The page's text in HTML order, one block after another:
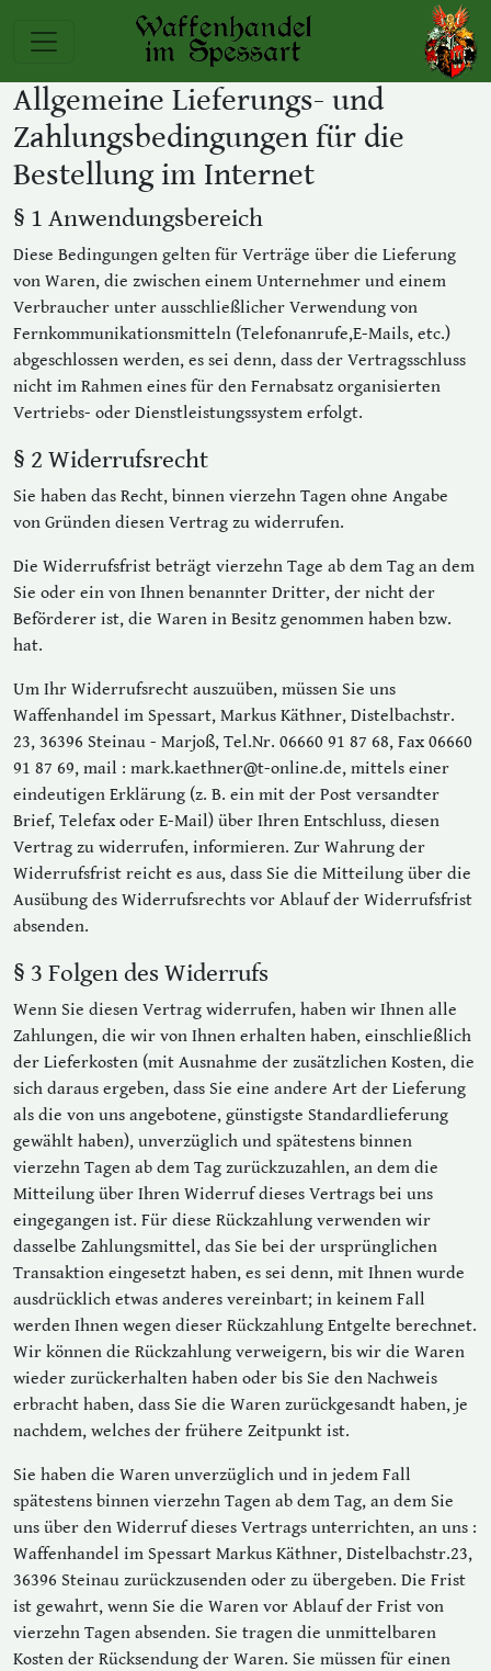
Allgemeine Lieferungs- und
Zahlungsbedingungen für die
Bestellung im Internet
§ 1 Anwendungsbereich
Diese Bedingungen gelten für Verträge über die Lieferung
von Waren, die zwischen einem Unternehmer und einem
Verbraucher unter ausschließlicher Verwendung von
Fernkommunikationsmitteln (Telefonanrufe,E-Mails, etc.)
abgeschlossen werden, es sei denn, dass der Vertragsschluss
nicht im Rahmen eines für den Fernabsatz organisierten
Vertriebs- oder Dienstleistungssystem erfolgt.
§ 2 Widerrufsrecht
Sie haben das Recht, binnen vierzehn Tagen ohne Angabe
von Gründen diesen Vertrag zu widerrufen.
Die Widerrufsfrist beträgt vierzehn Tage ab dem Tag an dem
Sie oder ein von Ihnen benannter Dritter, der nicht der
Beförderer ist, die Waren in Besitz genommen haben bzw.
hat.
Um Ihr Widerrufsrecht auszuüben, müssen Sie uns
Waffenhandel im Spessart, Markus Käthner, Distelbachstr.
23, 36396 Steinau - Marjoß, Tel.Nr. 06660 91 87 68, Fax 06660
91 87 69, mail : mark.kaethner@t-online.de, mittels einer
eindeutigen Erklärung (z. B. ein mit der Post versandter
Brief, Telefax oder E-Mail) über Ihren Entschluss, diesen
Vertrag zu widerrufen, informieren. Zur Wahrung der
Widerrufsfrist reicht es aus, dass Sie die Mitteilung über die
Ausübung des Widerrufsrechts vor Ablauf der Widerrufsfrist
absenden.
§ 3 Folgen des Widerrufs
Wenn Sie diesen Vertrag widerrufen, haben wir Ihnen alle
Zahlungen, die wir von Ihnen erhalten haben, einschließlich
der Lieferkosten (mit Ausnahme der zusätzlichen Kosten, die
sich daraus ergeben, dass Sie eine andere Art der Lieferung
als die von uns angebotene, günstigste Standardlieferung
gewählt haben), unverzüglich und spätestens binnen
vierzehn Tagen ab dem Tag zurückzuzahlen, an dem die
Mitteilung über Ihren Widerruf dieses Vertrags bei uns
eingegangen ist. Für diese Rückzahlung verwenden wir
dasselbe Zahlungsmittel, das Sie bei der ursprünglichen
Transaktion eingesetzt haben, es sei denn, mit Ihnen wurde
ausdrücklich etwas anderes vereinbart; in keinem Fall
werden Ihnen wegen dieser Rückzahlung Entgelte berechnet.
Wir können die Rückzahlung verweigern, bis wir die Waren
wieder zurückerhalten haben oder bis Sie den Nachweis
erbracht haben, dass Sie die Waren zurückgesandt haben, je
nachdem, welches der frühere Zeitpunkt ist.
Sie haben die Waren unverzüglich und in jedem Fall
spätestens binnen vierzehn Tagen ab dem Tag, an dem Sie
uns über den Widerruf dieses Vertrags unterrichten, an uns :
Waffenhandel im Spessart Markus Käthner, Distelbachstr.23,
36396 Steinau zurückzusenden oder zu übergeben. Die Frist
ist gewahrt, wenn Sie die Waren vor Ablauf der Frist von
vierzehn Tagen absenden. Sie tragen die unmittelbaren
Kosten der Rücksendung der Waren. Sie müssen für einen